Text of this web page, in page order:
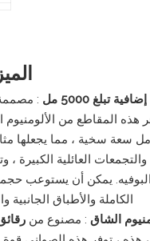
تبلغ 5000 مل
:
هذه المقاطع من الألومنيوم
5000 مل سعة سخية ، مما يجعلها
العائلية الكبيرة ،
يمكن أن يستوعب
الكاملة والأطباق الجانبية
الشاق : مصنوع من